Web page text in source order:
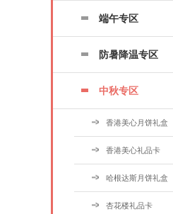
端午专区
防暑降温专区
中秋专区
香港美心月饼礼盒
香港美心礼品卡
哈根达斯月饼礼盒
杏花楼礼品卡